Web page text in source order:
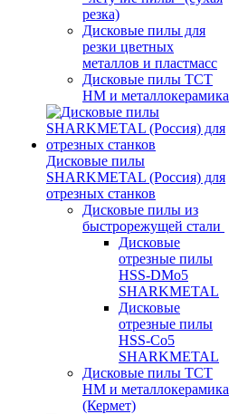
резка)
Дисковые пилы для
резки цветных
металлов и пластмасс
Дисковые пилы ТСТ
НМ и металлокерамика
Дисковые пилы
SHARKMETAL (Россия) для
отрезных станков
Дисковые пилы из
быстрорежущей стали
Дисковые
отрезные пилы
HSS-DMo5
SHARKMETAL
Дисковые
отрезные пилы
HSS-Co5
SHARKMETAL
Дисковые пилы ТСТ
НМ и металлокерамика
(Кермет)